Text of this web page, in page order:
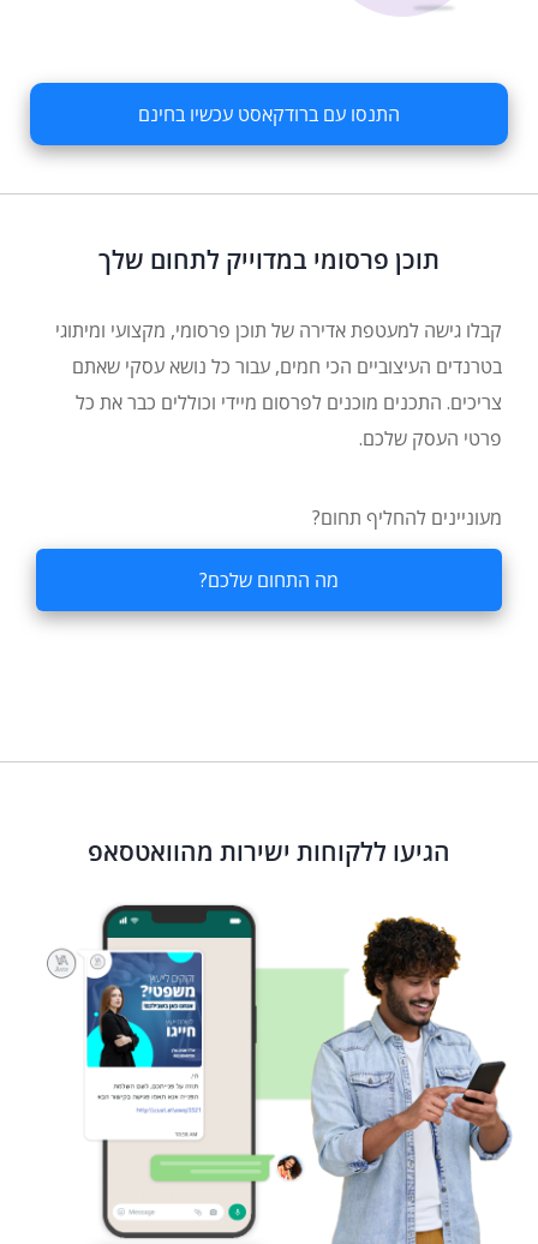
התנסו עם ברודקאסט עכשיו בחינם
תוכן פרסומי במדוייק לתחום שלך
קבלו גישה למעטפת אדירה של תוכן פרסומי, מקצועי ומיתוגי
בטרנדים העיצוביים הכי חמים, עבור כל נושא עסקי שאתם
צריכים. התכנים מוכנים לפרסום מיידי וכוללים כבר את כל
פרטי העסק שלכם.
מעוניינים להחליף תחום?
מה התחום שלכם?
הגיעו ללקוחות ישירות מהוואטסאפ